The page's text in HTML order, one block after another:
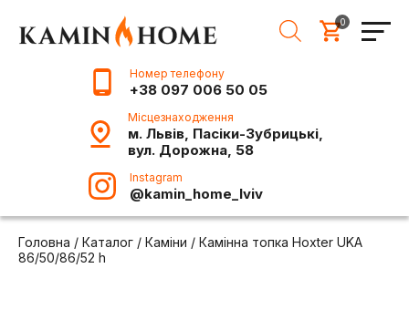
0
Номер телефону
+38 097 006 50 05
Місцезнаходження
м. Львів, Пасіки-Зубрицькі,
вул. Дорожна, 58
Instagram
@kamin_home_lviv
Головна / Каталог / Каміни / Камінна топка Hoxter UKA
86/50/86/52 h